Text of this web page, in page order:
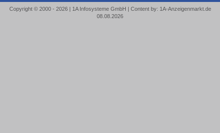
Copyright © 2000 - 2026 | 1A Infosysteme GmbH | Content by: 1A-Anzeigenmarkt.de
08.08.2026